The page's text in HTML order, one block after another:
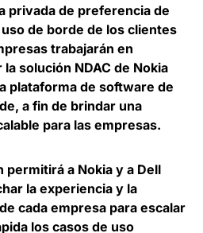
privada de preferencia de
de borde de los clientes
trabajarán en
solución NDAC de Nokia
plataforma de software de
a fin de brindar una
para las empresas.
permitirá a Nokia y a Dell
la experiencia y la
cada empresa para escalar
los casos de uso